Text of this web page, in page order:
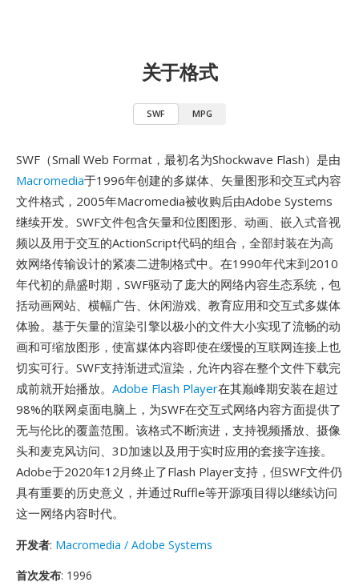
关于格式
SWF MPG
SWF（Small Web Format，最初名为Shockwave Flash）是由
Macromedia于1996年创建的多媒体、矢量图形和交互式内容
文件格式，2005年Macromedia被收购后由Adobe Systems
继续开发。SWF文件包含矢量和位图图形、动画、嵌入式音视
频以及用于交互的ActionScript代码的组合，全部封装在为高
效网络传输设计的紧凑二进制格式中。在1990年代末到2010
年代初的鼎盛时期，SWF驱动了庞大的网络内容生态系统，包
括动画网站、横幅广告、休闲游戏、教育应用和交互式多媒体
体验。基于矢量的渲染引擎以极小的文件大小实现了流畅的动
画和可缩放图形，使富媒体内容即使在缓慢的互联网连接上也
切实可行。SWF支持渐进式渲染，允许内容在整个文件下载完
成前就开始播放。 Adobe Flash Player在其巅峰期安装在超过
98%的联网桌面电脑上，为SWF在交互式网络内容方面提供了
无与伦比的覆盖范围。该格式不断演进，支持视频播放、摄像
头和麦克风访问、3D加速以及用于实时应用的套接字连接。
Adobe于2020年12月终止了Flash Player支持，但SWF文件仍
具有重要的历史意义，并通过Ruffle等开源项目得以继续访问
这一网络内容时代。
开发者: Macromedia / Adobe Systems
首次发布: 1996